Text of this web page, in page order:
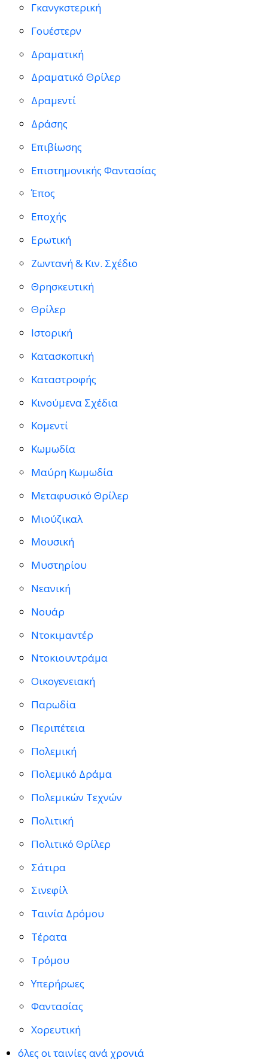
Γκανγκστερική
Γουέστερν
Δραματική
Δραματικό Θρίλερ
Δραμεντί
Δράσης
Επιβίωσης
Επιστημονικής Φαντασίας
Έπος
Εποχής
Ερωτική
Ζωντανή & Κιν. Σχέδιο
Θρησκευτική
Θρίλερ
Ιστορική
Κατασκοπική
Καταστροφής
Κινούμενα Σχέδια
Κομεντί
Κωμωδία
Μαύρη Κωμωδία
Μεταφυσικό Θρίλερ
Μιούζικαλ
Μουσική
Μυστηρίου
Νεανική
Νουάρ
Ντοκιμαντέρ
Ντοκιουντράμα
Οικογενειακή
Παρωδία
Περιπέτεια
Πολεμική
Πολεμικό Δράμα
Πολεμικών Τεχνών
Πολιτική
Πολιτικό Θρίλερ
Σάτιρα
Σινεφίλ
Ταινία Δρόμου
Τέρατα
Τρόμου
Υπερήρωες
Φαντασίας
Χορευτική
όλες οι ταινίες ανά χρονιά